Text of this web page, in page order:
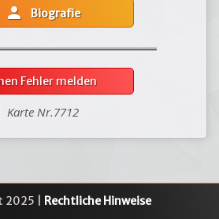
person Biografie
Fehler melden
Karte Nr.7712
2025 | Rechtliche Hinweise